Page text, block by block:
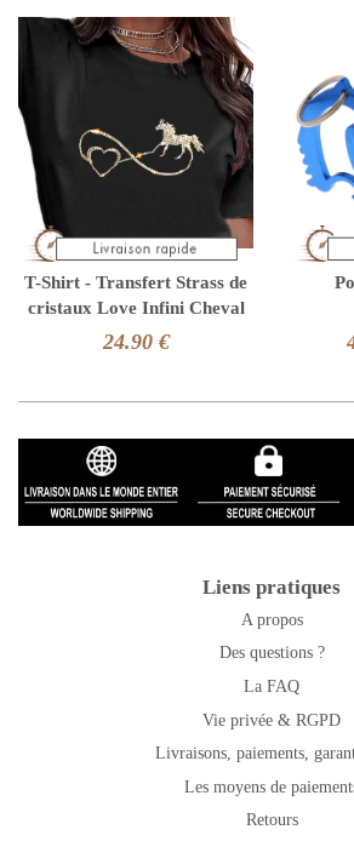
T-Shirt - Transfert Strass de
cristaux Love Infini Cheval
24.90 €
Liens pratiques
A propos
Des questions ?
La FAQ
Vie privée & RGPD
Livraisons, paiements,
Les moyens de
Retours